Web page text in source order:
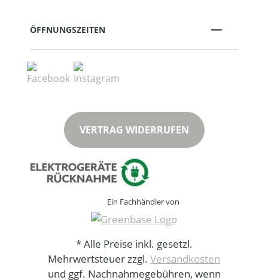
ÖFFNUNGSZEITEN
VERTRAG WIDERRUFEN
Ein Fachhändler von
* Alle Preise inkl. gesetzl.
Mehrwertsteuer zzgl. Versandkosten
und ggf. Nachnahmegebühren, wenn